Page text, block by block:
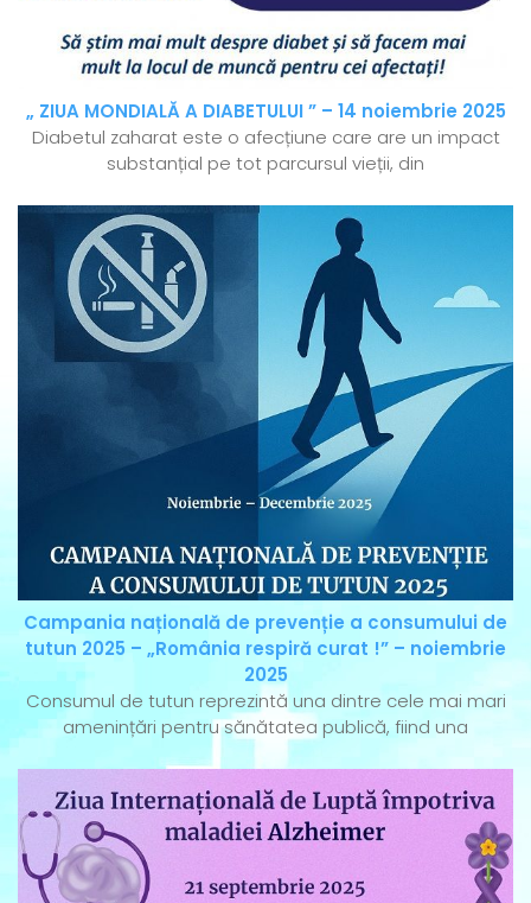
„ ZIUA MONDIALĂ A DIABETULUI ” – 14 noiembrie 2025
Diabetul zaharat este o afecțiune care are un impact
substanțial pe tot parcursul vieții, din
Campania națională de prevenție a consumului de
tutun 2025 – „România respiră curat !” – noiembrie
2025
Consumul de tutun reprezintă una dintre cele mai mari
amenințări pentru sănătatea publică, fiind una